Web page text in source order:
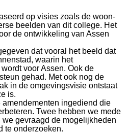
op visies zoals de woon-
beelden van dit college. Het
de ontwikkeling van Assen
dat vooral het beeld dat
waarin het
voor Assen. Ook de
gehad. Met ook nog de
in de omgevingsvisie ontstaat
is.
ingediend die
Twee hebben we mede
gevraagd de mogelijkheden
te onderzoeken.